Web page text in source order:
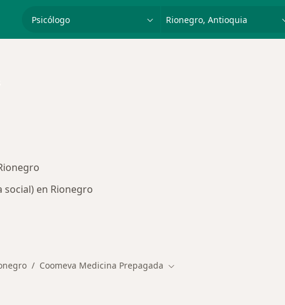
especialidad, enfermedad o nombre
en Rionegro
Coomeva Medicina Prepagada Cambiar de ciudad